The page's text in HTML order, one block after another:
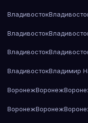
Владивосток
Владивосток
Владивосток
ВладивостокВладимир
ВоронежВоронеж
ВоронежВоронеж